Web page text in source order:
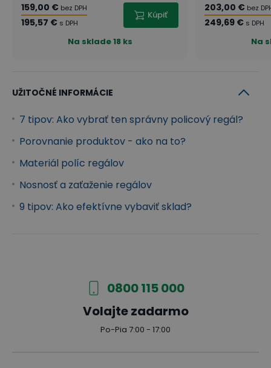
159,00 € bez DPH
195,57 € s DPH
Kúpiť
Na sklade18 ks
203,00 € bez
249,69 € s DPH
Na
UŽITOČNÉ INFORMÁCIE
7 tipov: Ako vybrať ten správny policový regál?
Porovnanie produktov - ako na to?
Materiál políc regálov
Nosnosť a zaťaženie regálov
9 tipov: Ako efektívne vybaviť sklad?
0800 115 000
Volajte zadarmo
Po-Pia 7:00 - 17:00